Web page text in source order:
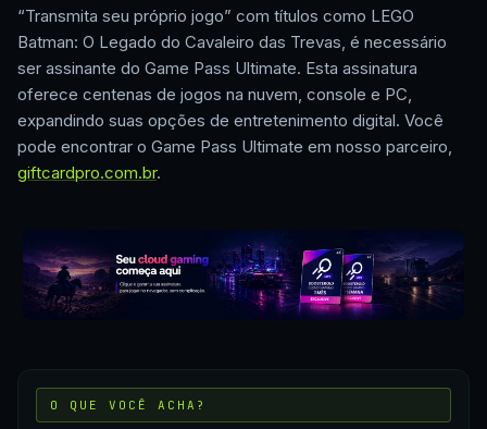
“Transmita seu próprio jogo” com títulos como LEGO
Batman: O Legado do Cavaleiro das Trevas, é necessário
ser assinante do Game Pass Ultimate. Esta assinatura
oferece centenas de jogos na nuvem, console e PC,
expandindo suas opções de entretenimento digital. Você
pode encontrar o Game Pass Ultimate em nosso parceiro,
giftcardpro.com.br.
O QUE VOCÊ ACHA?